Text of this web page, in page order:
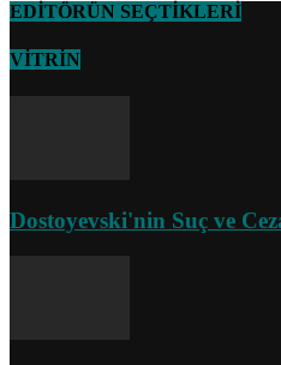
EDİTÖRÜN SEÇTİKLERİ
VİTRİN
Dostoyevski'nin Suç ve